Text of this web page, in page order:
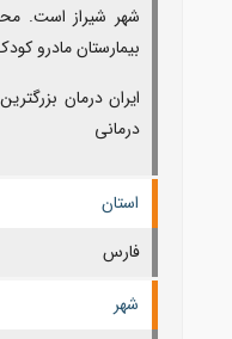
شهر شیراز است.
بیمارستان مادرو
ایران درمان
درمانی
استان
فارس
شهر